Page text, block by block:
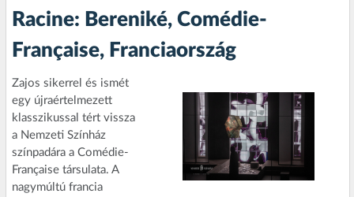
Racine: Bereniké, Comédie-
Française, Franciaország
Zajos sikerrel és ismét
egy újraértelmezett
klasszikussal tért vissza
a Nemzeti Színház
színpadára a Comédie-
Française társulata. A
nagymúltú francia